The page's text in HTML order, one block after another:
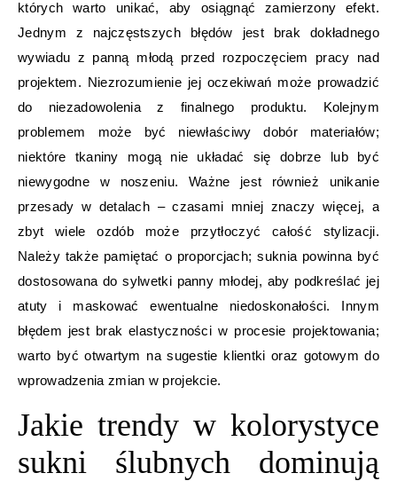
których warto unikać, aby osiągnąć zamierzony efekt.
Jednym z najczęstszych błędów jest brak dokładnego
wywiadu z panną młodą przed rozpoczęciem pracy nad
projektem. Niezrozumienie jej oczekiwań może prowadzić
do niezadowolenia z finalnego produktu. Kolejnym
problemem może być niewłaściwy dobór materiałów;
niektóre tkaniny mogą nie układać się dobrze lub być
niewygodne w noszeniu. Ważne jest również unikanie
przesady w detalach – czasami mniej znaczy więcej, a
zbyt wiele ozdób może przytłoczyć całość stylizacji.
Należy także pamiętać o proporcjach; suknia powinna być
dostosowana do sylwetki panny młodej, aby podkreślać jej
atuty i maskować ewentualne niedoskonałości. Innym
błędem jest brak elastyczności w procesie projektowania;
warto być otwartym na sugestie klientki oraz gotowym do
wprowadzenia zmian w projekcie.
Jakie trendy w kolorystyce
sukni ślubnych dominują